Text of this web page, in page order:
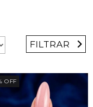
FILTRAR
OFF